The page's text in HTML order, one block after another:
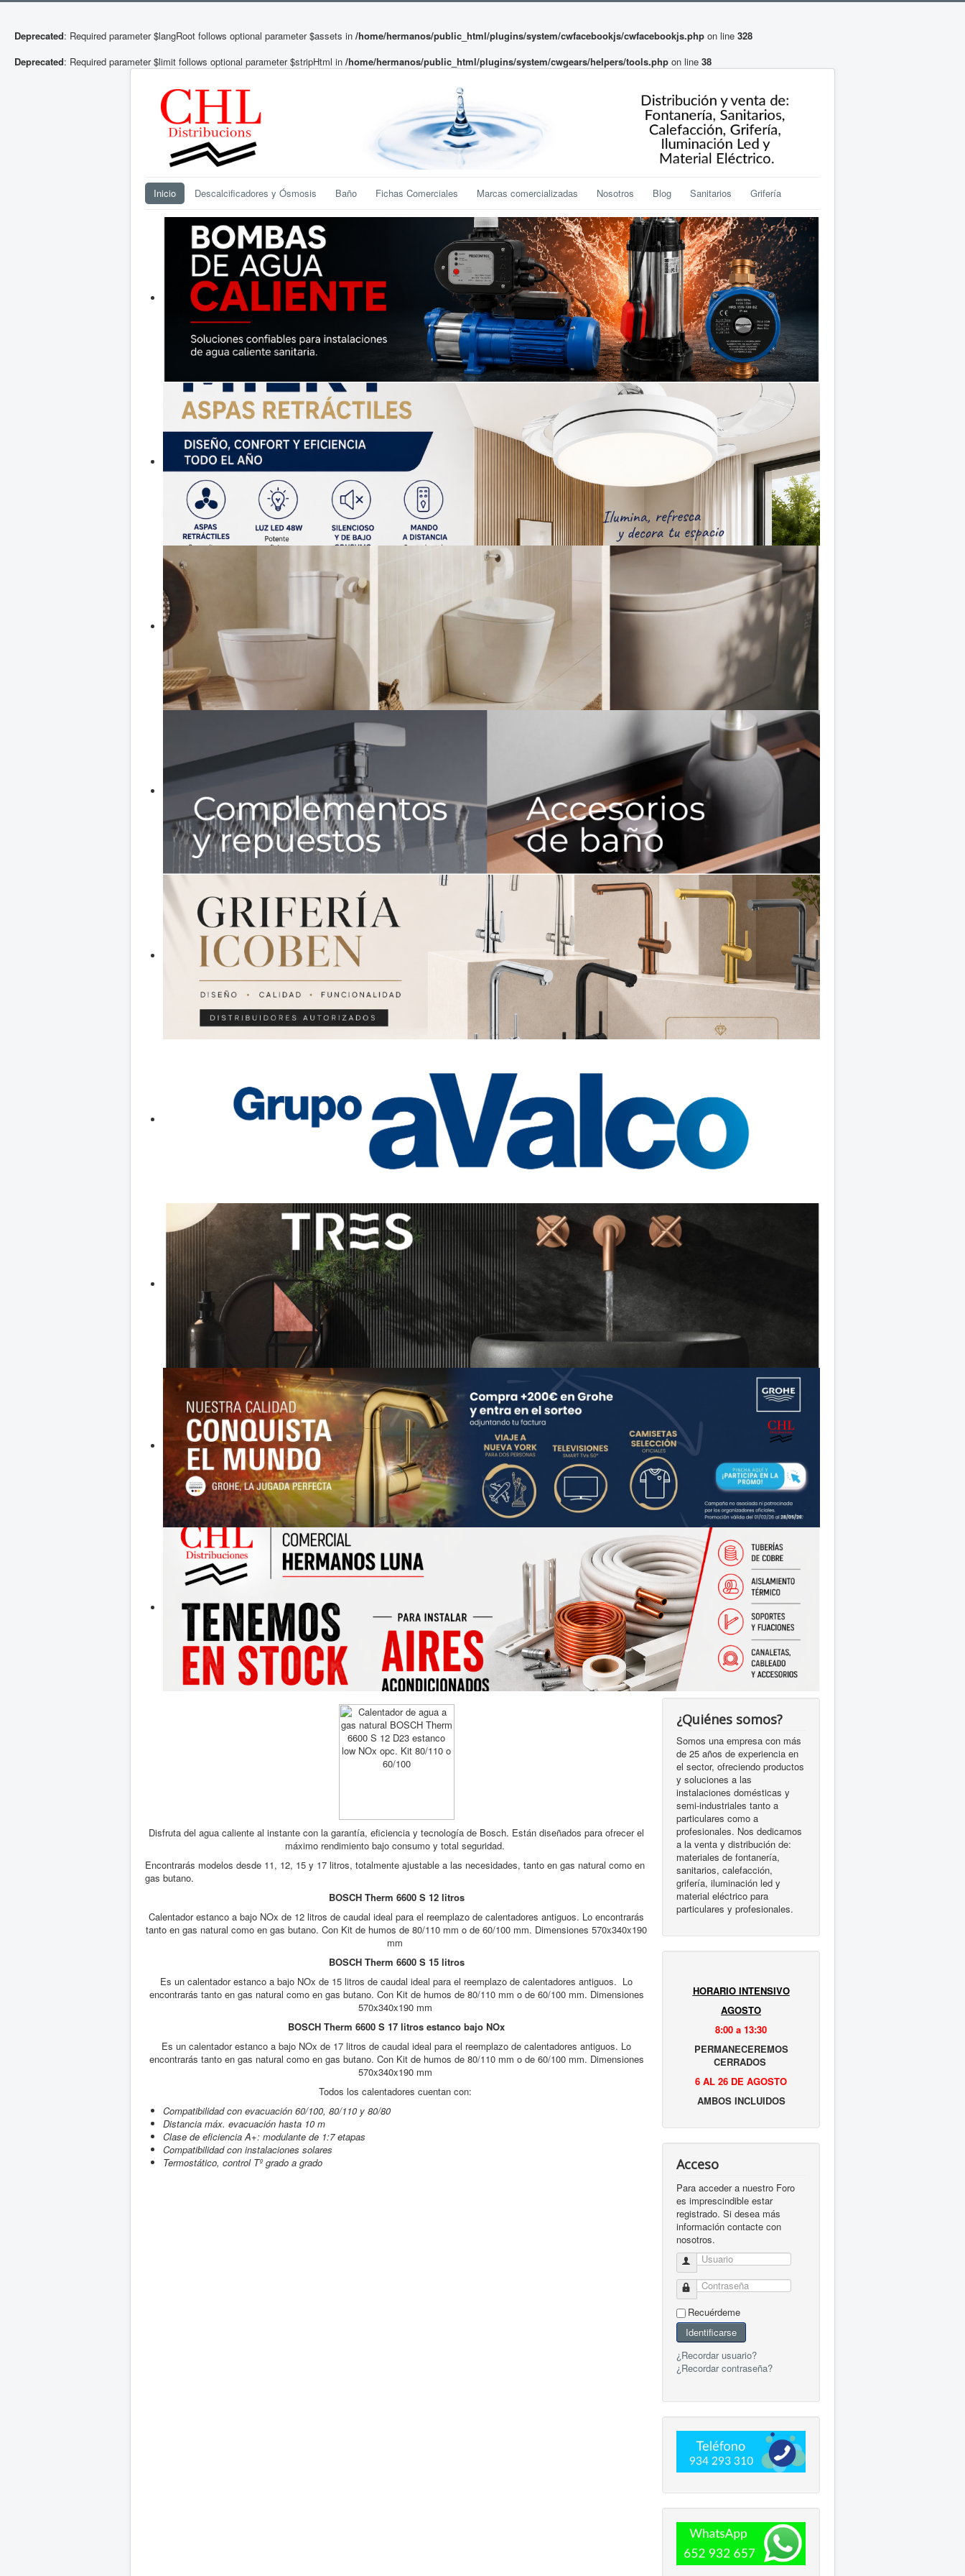
Deprecated: Required parameter $langRoot follows optional parameter $assets in /home/hermanos/public_html/plugins/system/cwfacebookjs/cwfacebookjs.php on line 328
Deprecated: Required parameter $limit follows optional parameter $stripHtml in /home/hermanos/public_html/plugins/system/cwgears/helpers/tools.php on line 38
Inicio Descalcificadores y Ósmosis Baño Fichas Comerciales Marcas comercializadas Nosotros Blog Sanitarios Grifería
Disfruta del agua caliente al instante con la garantía, eficiencia y tecnología de Bosch. Están diseñados para ofrecer el
máximo rendimiento bajo consumo y total seguridad.
Encontrarás modelos desde 11, 12, 15 y 17 litros, totalmente ajustable a las necesidades, tanto en gas natural como en
gas butano.
BOSCH Therm 6600 S 12 litros
Calentador estanco a bajo NOx de 12 litros de caudal ideal para el reemplazo de calentadores antiguos. Lo encontrarás
tanto en gas natural como en gas butano. Con Kit de humos de 80/110 mm o de 60/100 mm. Dimensiones 570x340x190
mm
BOSCH Therm 6600 S 15 litros
Es un calentador estanco a bajo NOx de 15 litros de caudal ideal para el reemplazo de calentadores antiguos. Lo
encontrarás tanto en gas natural como en gas butano. Con Kit de humos de 80/110 mm o de 60/100 mm. Dimensiones
570x340x190 mm
BOSCH Therm 6600 S 17 litros estanco bajo NOx
Es un calentador estanco a bajo NOx de 17 litros de caudal ideal para el reemplazo de calentadores antiguos. Lo
encontrarás tanto en gas natural como en gas butano. Con Kit de humos de 80/110 mm o de 60/100 mm. Dimensiones
570x340x190 mm
Todos los calentadores cuentan con:
Compatibilidad con evacuación 60/100, 80/110 y 80/80
Distancia máx. evacuación hasta 10 m
Clase de eficiencia A+: modulante de 1:7 etapas
Compatibilidad con instalaciones solares
Termostático, control Tº grado a grado
¿Quiénes somos?
Somos una empresa con más
de 25 años de experiencia en
el sector, ofreciendo productos
y soluciones a las
instalaciones domésticas y
semi-industriales tanto a
particulares como a
profesionales. Nos dedicamos
a la venta y distribución de:
materiales de fontanería,
sanitarios, calefacción,
grifería, iluminación led y
material eléctrico para
particulares y profesionales.
HORARIO INTENSIVO
AGOSTO
8:00 a 13:30
PERMANECEREMOS
CERRADOS
6 AL 26 DE AGOSTO
AMBOS INCLUIDOS
Acceso
Para acceder a nuestro Foro
es imprescindible estar
registrado. Si desea más
información contacte con
nosotros.
Usuario
Contraseña
Recuérdeme
Identificarse
¿Recordar usuario?
¿Recordar contraseña?